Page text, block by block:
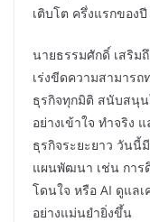
เติบโต ครึ่งแรกของ
นายธรรมศักดิ์ เสริม
เร่งขีดความสามาร
ธุรกิจทุกมิติ สนับสนุ
อย่างเข้าใจ ทำจริง
ธุรกิจระยะยาว วันนี้
แผนพัฒนา เช่น การ
โดนใจ หรือ AI ดูแล
อย่างแม่นยำยิ่งขึ้น